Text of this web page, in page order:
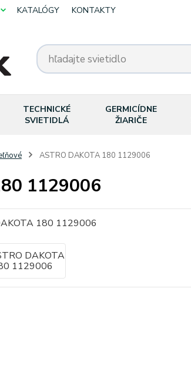
KATALÓGY KONTAKTY
TECHNICKÉ
SVIETIDLÁ
GERMICÍDNE
ŽIARIČE
ASTRO DAKOTA 180 1129006
1129006